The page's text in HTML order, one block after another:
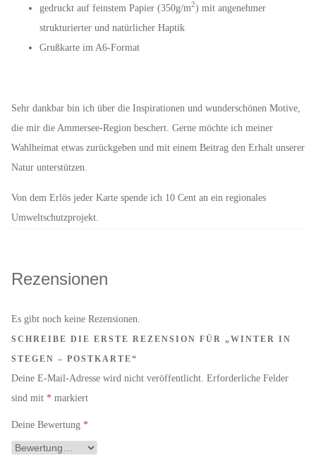
gedruckt auf feinstem Papier (350g/m2) mit angenehmer
strukturierter und natürlicher Haptik
Grußkarte im A6-Format
Sehr dankbar bin ich über die Inspirationen und wunderschönen Motive,
die mir die Ammersee-Region beschert. Gerne möchte ich meiner
Wahlheimat etwas zurückgeben und mit einem Beitrag den Erhalt unserer
Natur unterstützen.
Von dem Erlös jeder Karte spende ich 10 Cent an ein regionales
Umweltschutzprojekt.
Rezensionen
Es gibt noch keine Rezensionen.
SCHREIBE DIE ERSTE REZENSION FÜR „WINTER IN
STEGEN – POSTKARTE“
Deine E-Mail-Adresse wird nicht veröffentlicht. Erforderliche Felder
sind mit * markiert
Deine Bewertung *